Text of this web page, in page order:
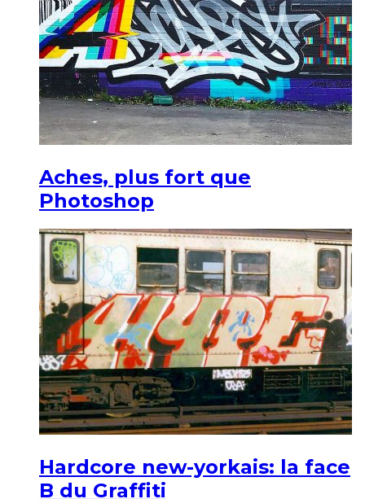
Aches, plus fort que
Photoshop
Hardcore new-yorkais: la face
B du Graffiti